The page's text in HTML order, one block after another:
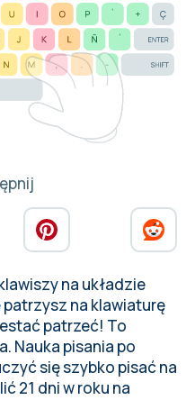
na układzie
na klawiaturę
patrzeć! To
Nauka pisania po
się szybko pisać na
21 dni w roku na